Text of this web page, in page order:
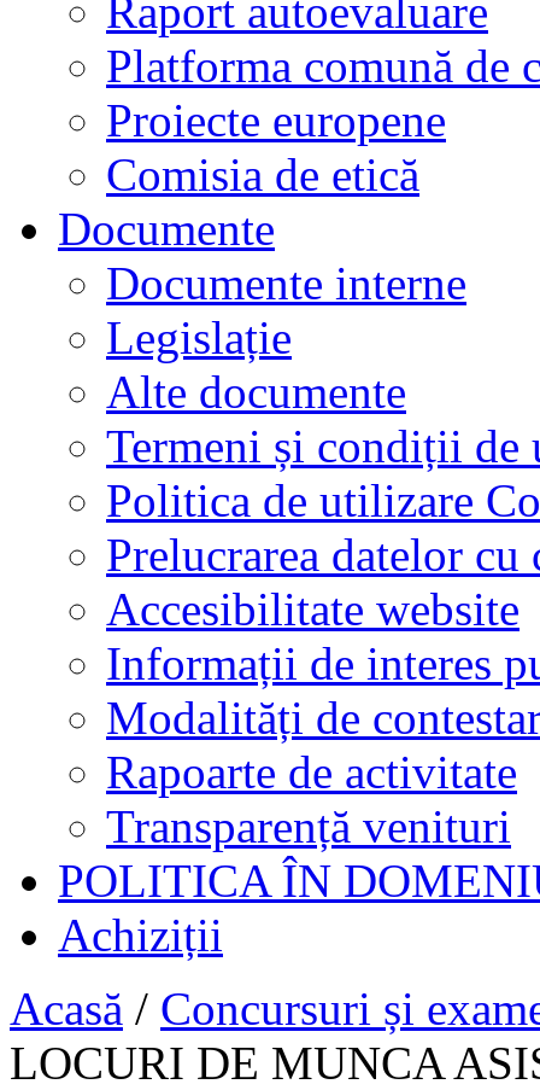
Raport autoevaluare
Platforma comună de
Proiecte europene
Comisia de etică
Documente
Documente interne
Legislație
Alte documente
Termeni și condiții de
Politica de utilizare
Prelucrarea datelor cu
Accesibilitate website
Informații de interes
Modalități de
Rapoarte de activitate
Transparență venituri
POLITICA ÎN
Achiziții
Acasă / Concursuri și
LOCURI DE MUNCA